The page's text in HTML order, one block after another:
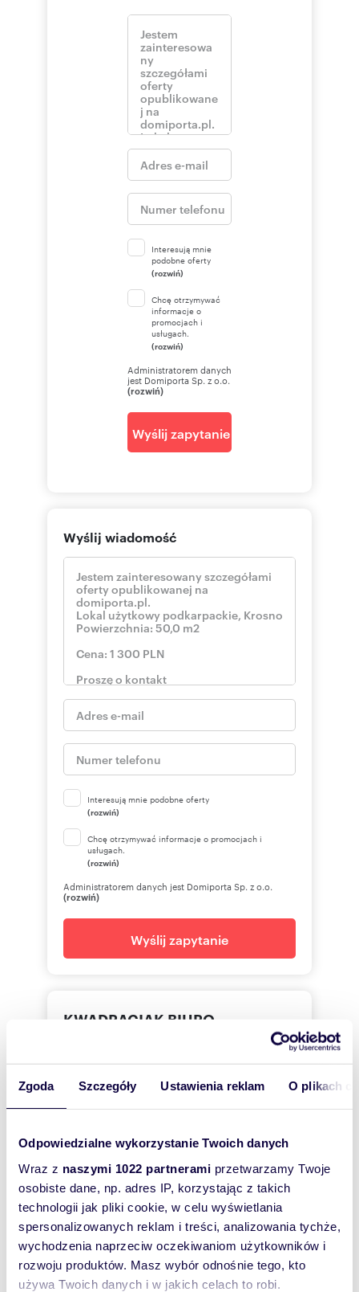
Zgoda Szczegóły Ustawienia reklam O plikach
Odpowiedzialne wykorzystanie Twoich danych
Wraz z naszymi 1022 partnerami przetwarzamy Twoje
osobiste dane, np. adres IP, korzystając z takich
technologii jak pliki cookie, w celu wyświetlania
spersonalizowanych reklam i treści, analizowania tychże,
wychodzenia naprzeciw oczekiwaniom użytkowników i
rozwoju produktów. Masz wybór odnośnie tego, kto
używa Twoich danych i w jakich celach to robi.
Interesują mnie
podobne oferty
(rozwiń)
Chcę otrzymywać
informacje o
promocjach i
usługach.
(rozwiń)
Administratorem danych
jest Domiporta Sp. z o.o.
(rozwiń)
Wyślij zapytanie
Wyślij wiadomość
Interesują mnie podobne oferty
(rozwiń)
Chcę otrzymywać informacje o promocjach i
usługach.
(rozwiń)
Administratorem danych jest Domiporta Sp. z o.o.
(rozwiń)
Wyślij zapytanie
KWADRACIAK BIURO
KWADRACIAK BIURO NIERUCHOMOŚCI
726 50 Pokaż telefon
661463 Pokaż telefon